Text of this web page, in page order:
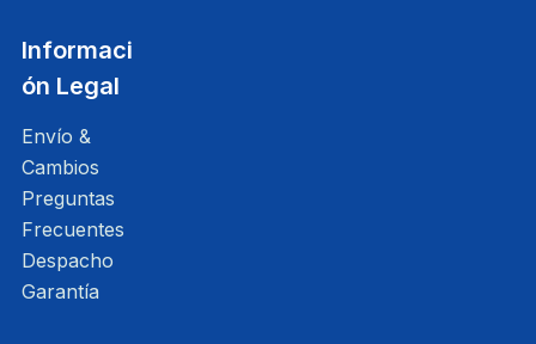
Informaci
ón Legal
Envío &
Cambios
Preguntas
Frecuentes
Despacho
Garantía